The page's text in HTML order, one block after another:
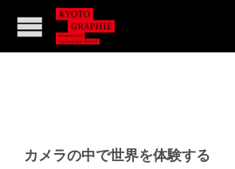
カメラの中で世界を体験する